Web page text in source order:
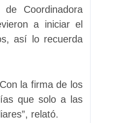
Coordinadora
a iniciar el
así lo recuerda
la firma de los
que solo a las
relató.